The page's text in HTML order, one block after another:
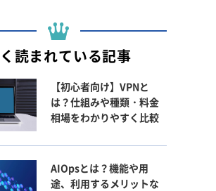
読まれている記事
【初心者向け】VPNと
は？仕組みや種類・料金
相場をわかりやすく比較
AIOpsとは？機能や用
途、利用するメリットな